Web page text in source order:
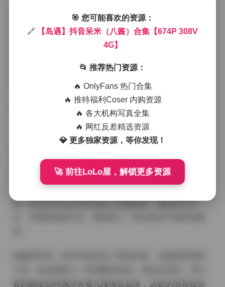
我第一次在岛遇的资源页看到这个标题时，心里就有一
种莫名的期待。打开文件夹，映入眼帘的是一张张细腻
的写真，光线柔和地洒在模特的发梢上，仿佛能听见海
或是沙滩上的礁石，或是暮色中的灯塔，细节处理得很
到位，连沙粒的纹理都能看见。
【岛遇】抖音呆米（八酱）合集【674P 308V 4G】
呆米（八酱）在这套合集里展现出一种独特的气质，既
有少女的清澈，又带着一点成熟的沉稳。她的表情时而
淡然，时而带着一点调皮的笑意，眼睛里似乎藏着故
事。服装上的搭配也很用心，有轻薄的雪纺裙摆随波逐
流，也有简约的白色衬衫配上高腰短裤，颜色多以米
看到她发丝间偶尔夹着几缕海盐晶体，远处的浪花在快
🎯 您可能喜欢的资源：
🔗
【岛遇】抖音呆米（八酱）合集【674P 308V
4G】
📂 推荐热门资源：
🔥 OnlyFans 热门合集
🔥 推特福利Coser 内购资源
🔥 各大机构写真全集
🔥 网红反差精选资源
💎 更多独家资源，等你发现！
🚀 前往LoLo屋，解锁更多资源